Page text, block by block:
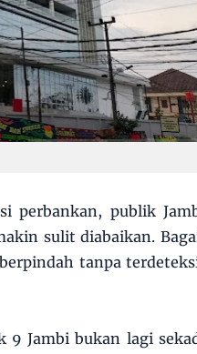
perbankan, publik
sulit diabaikan.
tanpa
9 Jambi bukan lagi